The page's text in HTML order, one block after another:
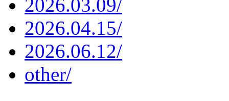
2026.03.09/
2026.04.15/
2026.06.12/
other/